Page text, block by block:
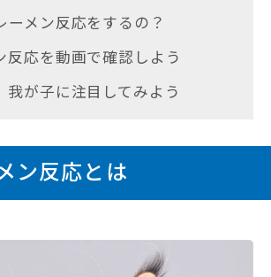
ーメン反応をするの？
反応を動画で確認しよう
我が子に注目してみよう
ン反応とは